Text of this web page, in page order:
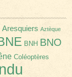
Aresquiers Aztèque
BNH BNO
Coléoptères